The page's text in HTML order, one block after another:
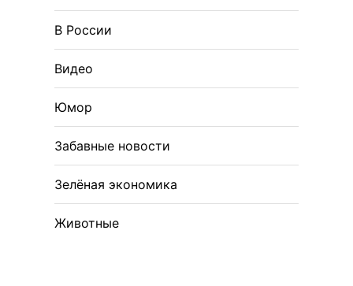
В России
Видео
Юмор
Забавные новости
Зелёная экономика
Животные